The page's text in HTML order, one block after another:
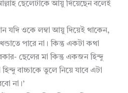
ছেলেটাকে আয়ু দিয়েছেন বলেই
যদি ওকে লম্বা আয়ু দিয়েই থাকেন,
পারে না। কিন্তু একটা কথা
ছেলের মা কিন্তু একজন হিন্দু
বাচ্চাকে তুলে নিয়ে যাবে এটা
না।’